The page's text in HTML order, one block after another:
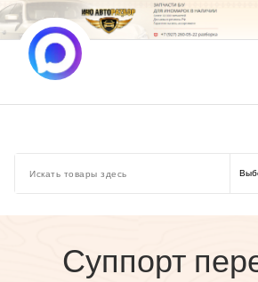
Перейти
к
содержимому
Суппорт